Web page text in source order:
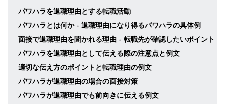
パワハラを退職理由とする転職活動
パワハラとは何か - 退職理由になり得るパワハラの具体例
面接で退職理由を聞かれる理由 - 転職先が確認したいポイント
パワハラを退職理由として伝える際の注意点と例文
適切な伝え方のポイントと転職理由の例文
パワハラが退職理由の場合の面接対策
パワハラが退職理由でも前向きに伝える例文